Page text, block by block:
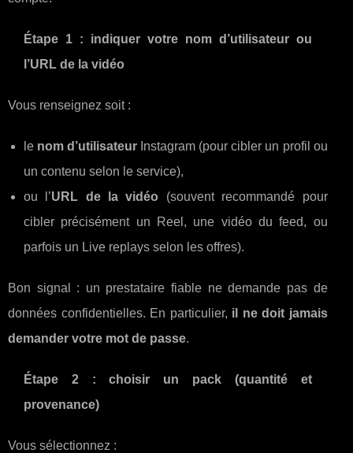
Étape 1 : indiquer votre nom d’utilisateur ou
l’URL de la vidéo
Vous renseignez soit :
le nom d’utilisateur Instagram (pour cibler un profil ou
un contenu selon le service),
ou l’URL de la vidéo (souvent recommandé pour
cibler précisément un Reel, une vidéo du feed, ou
parfois un Live replays selon les offres).
Bon signal : un prestataire fiable ne demande pas de
données confidentielles. En particulier, il ne doit jamais
demander votre mot de passe.
Étape 2 : choisir un pack (quantité et
provenance)
Vous sélectionnez :